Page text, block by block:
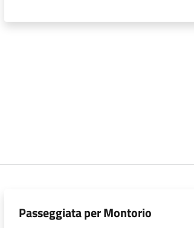
Passeggiata per Montorio